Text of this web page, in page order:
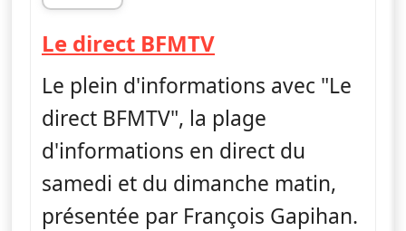
fin 13h00
Le direct BFMTV— Le direct
Le plein d'informations avec "Le
direct BFMTV", la plage
d'informations en direct du
samedi et du dimanche matin,
présentée par François Gapihan.